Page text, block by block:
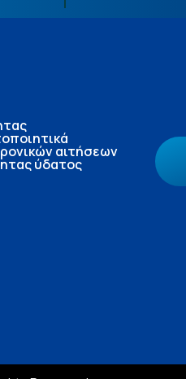
αιτήσεων
ύδατος